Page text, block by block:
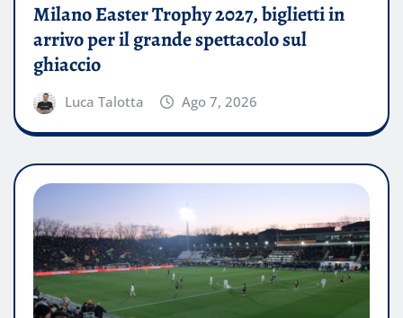
Milano Easter Trophy 2027, biglietti in
arrivo per il grande spettacolo sul
ghiaccio
Luca Talotta Ago 7, 2026